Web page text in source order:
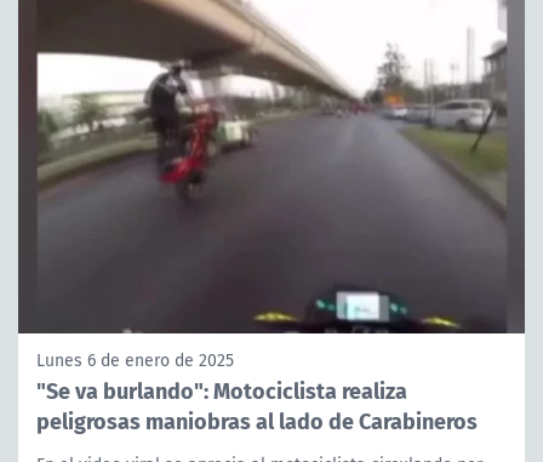
Lunes 6 de enero de 2025
"Se va burlando": Motociclista realiza
peligrosas maniobras al lado de Carabineros